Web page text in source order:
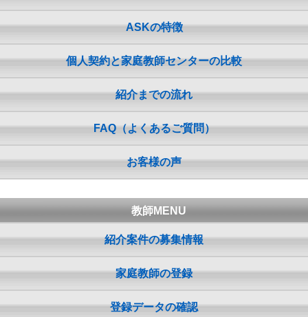
ASKの特徴
個人契約と家庭教師センターの比較
紹介までの流れ
FAQ（よくあるご質問）
お客様の声
教師MENU
紹介案件の募集情報
家庭教師の登録
登録データの確認